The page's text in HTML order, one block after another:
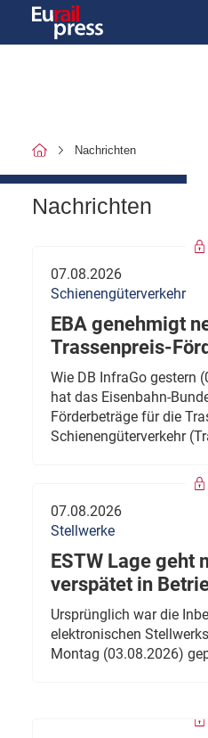
Nachrichten
Nachrichten
07.08.2026
Schienengüterverkehr
EBA genehmigt
Trassenpreis-
Wie DB InfraGo gestern
hat das Eisenbahn-
Förderbeträge für die
Schienengüterverkehr
07.08.2026
Stellwerke
ESTW Lage geht
verspätet in
Ursprünglich war die
elektronischen
Montag (03.08.2026)